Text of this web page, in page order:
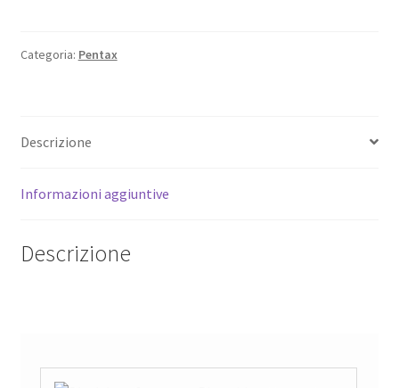
Pentax
K
Ricambio
Categoria: Pentax
Descrizione
Informazioni aggiuntive
Descrizione